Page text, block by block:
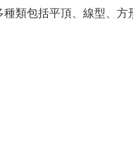
類包括平頂、線型、方